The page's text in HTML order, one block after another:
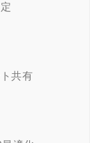
共有